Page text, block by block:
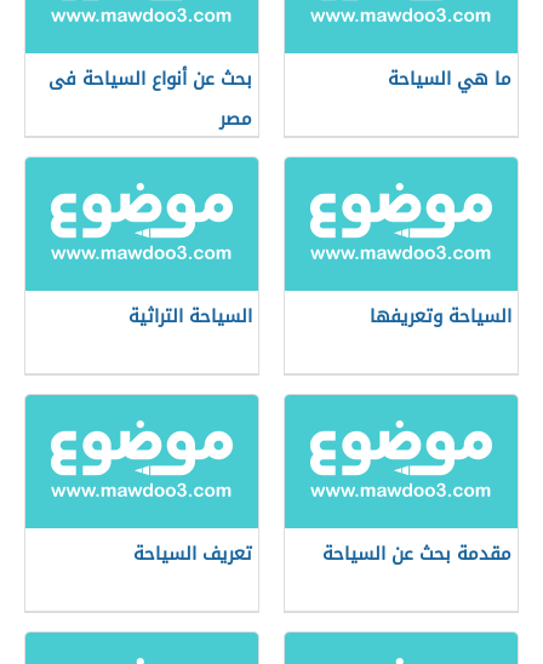
ما هي السياحة
بحث عن أنواع السياحة فى
مصر
السياحة وتعريفها السياحة التراثية
مقدمة بحث عن السياحة تعريف السياحة